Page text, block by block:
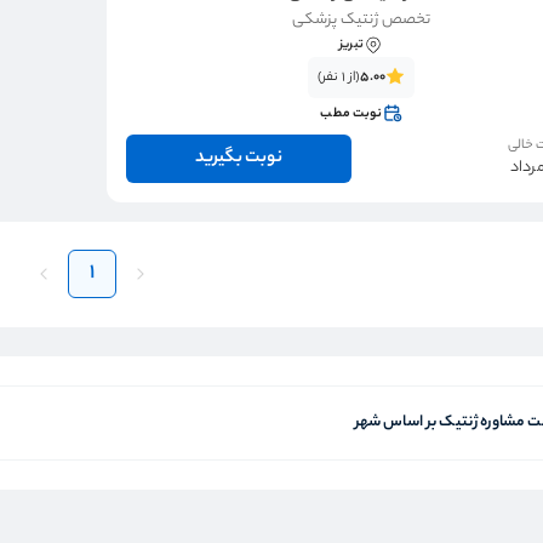
تخصص ژنتیک پزشکی
تبریز
5.00(از 1 نفر)
نوبت مطب
خالی
نوبت بگیرید
1
مشاوره ژنتیک بر اساس شهر